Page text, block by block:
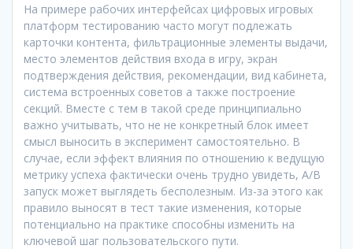
На примере рабочих интерфейсах цифровых игровых
платформ тестированию часто могут подлежать
карточки контента, фильтрационные элементы выдачи,
место элементов действия входа в игру, экран
подтверждения действия, рекомендации, вид кабинета,
система встроенных советов а также построение
секций. Вместе с тем в такой среде принципиально
важно учитывать, что не не конкретный блок имеет
смысл выносить в эксперимент самостоятельно. В
случае, если эффект влияния по отношению к ведущую
метрику успеха фактически очень трудно увидеть, A/B
запуск может выглядеть бесполезным. Из-за этого как
правило выносят в тест такие изменения, которые
потенциально на практике способны изменить на
ключевой шаг пользовательского пути.